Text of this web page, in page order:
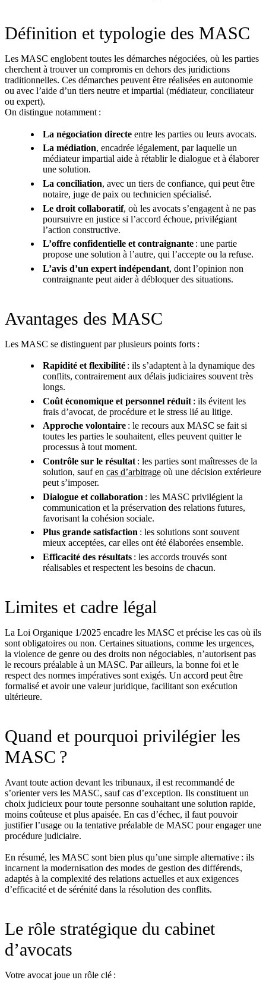
Définition et typologie des MASC
Les MASC englobent toutes les démarches négociées, où les parties
cherchent à trouver un compromis en dehors des juridictions
traditionnelles. Ces démarches peuvent être réalisées en autonomie
ou avec l’aide d’un tiers neutre et impartial (médiateur, conciliateur
ou expert).
On distingue notamment :
La négociation directe entre les parties ou leurs avocats.
La médiation, encadrée légalement, par laquelle un
médiateur impartial aide à rétablir le dialogue et à élaborer
une solution.
La conciliation, avec un tiers de confiance, qui peut être
notaire, juge de paix ou technicien spécialisé.
Le droit collaboratif, où les avocats s’engagent à ne pas
poursuivre en justice si l’accord échoue, privilégiant
l’action constructive.
L’offre confidentielle et contraignante : une partie
propose une solution à l’autre, qui l’accepte ou la refuse.
L’avis d’un expert indépendant, dont l’opinion non
contraignante peut aider à débloquer des situations.
Avantages des MASC
Les MASC se distinguent par plusieurs points forts :
Rapidité et flexibilité : ils s’adaptent à la dynamique des
conflits, contrairement aux délais judiciaires souvent très
longs.
Coût économique et personnel réduit : ils évitent les
frais d’avocat, de procédure et le stress lié au litige.
Approche volontaire : le recours aux MASC se fait si
toutes les parties le souhaitent, elles peuvent quitter le
processus à tout moment.
Contrôle sur le résultat : les parties sont maîtresses de la
solution, sauf en cas d’arbitrage où une décision extérieure
peut s’imposer.
Dialogue et collaboration : les MASC privilégient la
communication et la préservation des relations futures,
favorisant la cohésion sociale.
Plus grande satisfaction : les solutions sont souvent
mieux acceptées, car elles ont été élaborées ensemble.
Efficacité des résultats : les accords trouvés sont
réalisables et respectent les besoins de chacun.
Limites et cadre légal
La Loi Organique 1/2025 encadre les MASC et précise les cas où ils
sont obligatoires ou non. Certaines situations, comme les urgences,
la violence de genre ou des droits non négociables, n’autorisent pas
le recours préalable à un MASC. Par ailleurs, la bonne foi et le
respect des normes impératives sont exigés. Un accord peut être
formalisé et avoir une valeur juridique, facilitant son exécution
ultérieure.
Quand et pourquoi privilégier les
MASC ?
Avant toute action devant les tribunaux, il est recommandé de
s’orienter vers les MASC, sauf cas d’exception. Ils constituent un
choix judicieux pour toute personne souhaitant une solution rapide,
moins coûteuse et plus apaisée. En cas d’échec, il faut pouvoir
justifier l’usage ou la tentative préalable de MASC pour engager une
procédure judiciaire.
En résumé, les MASC sont bien plus qu’une simple alternative : ils
incarnent la modernisation des modes de gestion des différends,
adaptés à la complexité des relations actuelles et aux exigences
d’efficacité et de sérénité dans la résolution des conflits.
Le rôle stratégique du cabinet
d’avocats
Votre avocat joue un rôle clé :